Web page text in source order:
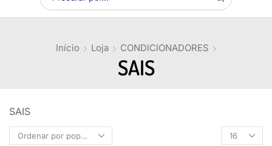
Início Loja CONDICIONADORES
SAIS
SAIS